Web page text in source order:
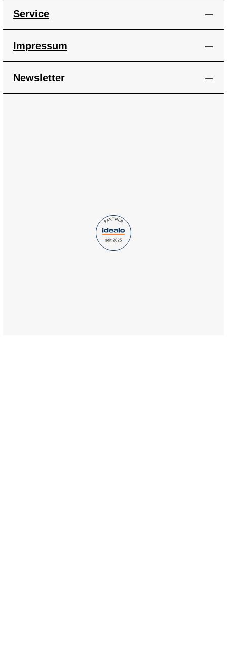
Service
Impressum
Newsletter